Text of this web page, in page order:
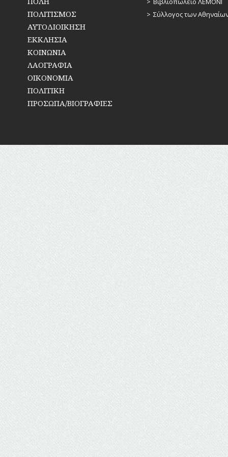
ΠΟΛΙΤΙΣΜΟΣ
ΑΥΤΟΔΙΟΙΚΗΣΗ
ΕΚΚΛΗΣΙΑ
ΚΟΙΝΩΝΙΑ
ΛΑΟΓΡΑΦΙΑ
ΟΙΚΟΝΟΜΙΑ
ΠΟΛΙΤΙΚΗ
ΠΡΟΣΩΠΑ/ΒΙΟΓΡΑΦΙΕΣ
Σύλλογος των